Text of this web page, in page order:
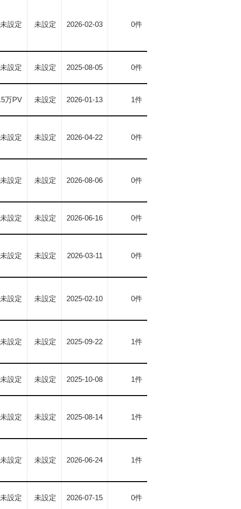
未設定 未設定 2026-02-03 0件
未設定 未設定 2025-08-05 0件
万PV 未設定 2026-01-13 1件
未設定 未設定 2026-04-22 0件
未設定 未設定 2026-08-06 0件
未設定 未設定 2026-06-16 0件
未設定 未設定 2026-03-11 0件
未設定 未設定 2025-02-10 0件
未設定 未設定 2025-09-22 1件
未設定 未設定 2025-10-08 1件
未設定 未設定 2025-08-14 1件
未設定 未設定 2026-06-24 1件
未設定 未設定 2026-07-15 0件